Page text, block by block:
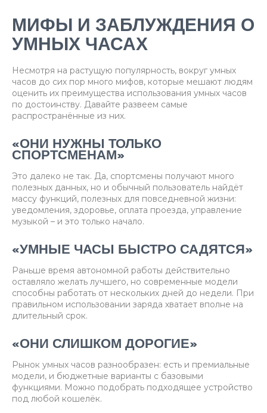
МИФЫ И ЗАБЛУЖДЕНИЯ О
УМНЫХ ЧАСАХ
Несмотря на растущую популярность, вокруг умных
часов до сих пор много мифов, которые мешают людям
оценить их преимущества использования умных часов
по достоинству. Давайте развеем самые
распространённые из них.
«ОНИ НУЖНЫ ТОЛЬКО
СПОРТСМЕНАМ»
Это далеко не так. Да, спортсмены получают много
полезных данных, но и обычный пользователь найдёт
массу функций, полезных для повседневной жизни:
уведомления, здоровье, оплата проезда, управление
музыкой – и это только начало.
«УМНЫЕ ЧАСЫ БЫСТРО САДЯТСЯ»
Раньше время автономной работы действительно
оставляло желать лучшего, но современные модели
способны работать от нескольких дней до недели. При
правильном использовании заряда хватает вполне на
длительный срок.
«ОНИ СЛИШКОМ ДОРОГИЕ»
Рынок умных часов разнообразен: есть и премиальные
модели, и бюджетные варианты с базовыми
функциями. Можно подобрать подходящее устройство
под любой кошелёк.